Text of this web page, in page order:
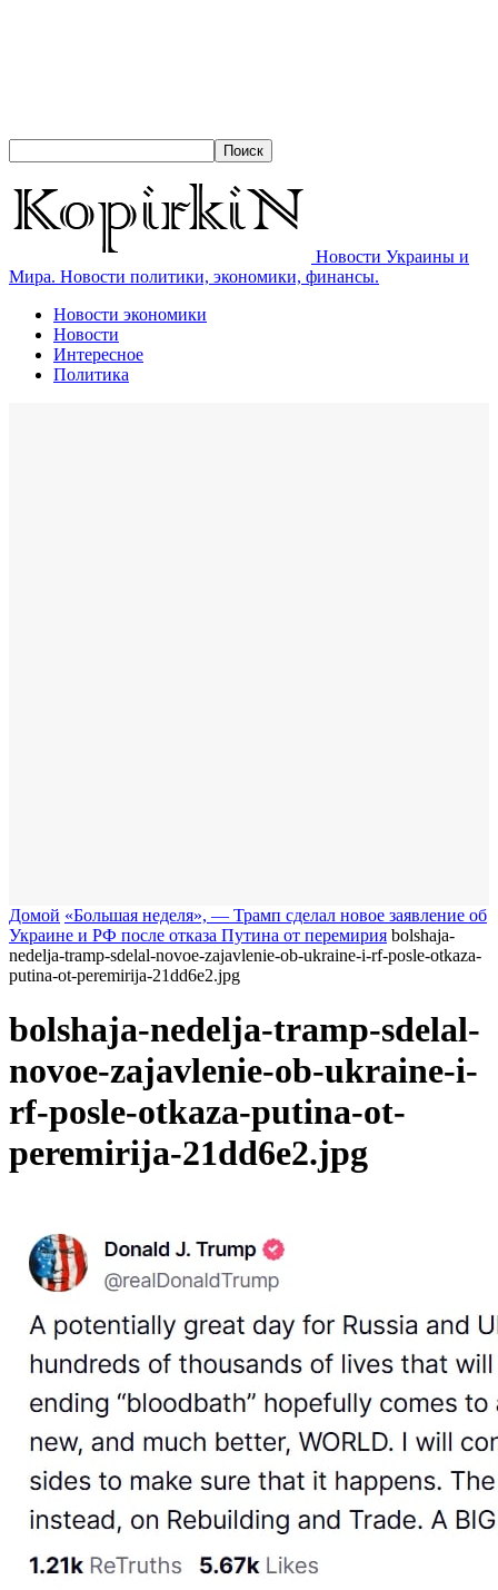
Новости Украины и
Мира. Новости политики, экономики, финансы.
Новости экономики
Новости
Интересное
Политика
Домой «Большая неделя», — Трамп сделал новое заявление об
Украине и РФ после отказа Путина от перемирия bolshaja-
nedelja-tramp-sdelal-novoe-zajavlenie-ob-ukraine-i-rf-posle-otkaza-
putina-ot-peremirija-21dd6e2.jpg
bolshaja-nedelja-tramp-sdelal-
novoe-zajavlenie-ob-ukraine-i-
rf-posle-otkaza-putina-ot-
peremirija-21dd6e2.jpg